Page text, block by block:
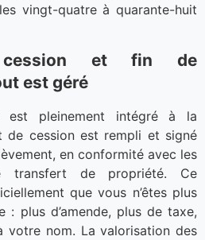
vingt-quatre à quarante-huit
et fin de
est géré
est pleinement intégré à la
de cession est rempli et signé
en conformité avec les
transfert de propriété. Ce
que vous n’êtes plus
: plus d’amende, plus de taxe,
votre nom. La valorisation des